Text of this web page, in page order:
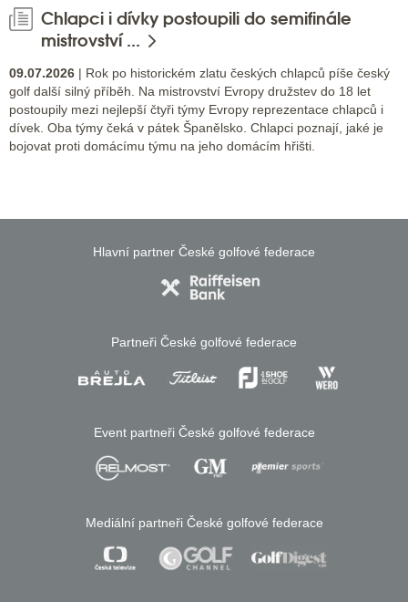
Chlapci i dívky postoupili do semifinále
mistrovství ...
09.07.2026 | Rok po historickém zlatu českých chlapců píše český
golf další silný příběh. Na mistrovství Evropy družstev do 18 let
postoupily mezi nejlepší čtyři týmy Evropy reprezentace chlapců i
dívek. Oba týmy čeká v pátek Španělsko. Chlapci poznají, jaké je
bojovat proti domácímu týmu na jeho domácím hřišti.
Hlavní partner České golfové federace
Partneři České golfové federace
Event partneři České golfové federace
Mediální partneři České golfové federace